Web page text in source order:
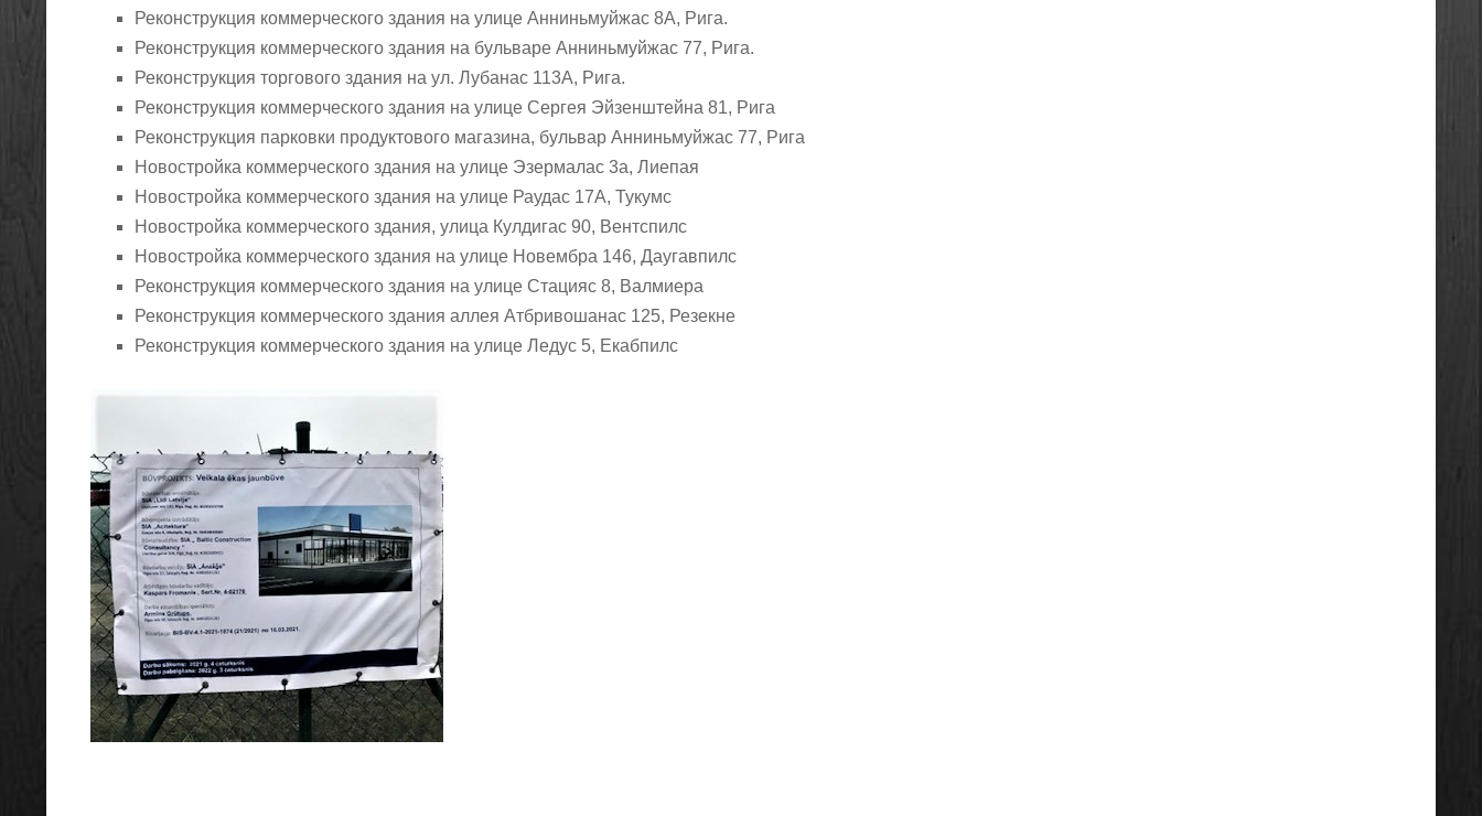
Реконструкция коммерческого здания на улице Анниньмуйжас 8А, Рига.
Реконструкция коммерческого здания на бульваре Анниньмуйжас 77, Рига.
Реконструкция торгового здания на ул. Лубанас 113А, Рига.
Реконструкция коммерческого здания на улице Сергея Эйзенштейна 81, Рига
Реконструкция парковки продуктового магазина, бульвар Анниньмуйжас 77, Рига
Новостройка коммерческого здания на улице Эзермалас 3а, Лиепая
Новостройка коммерческого здания на улице Раудас 17А, Тукумс
Новостройка коммерческого здания, улица Кулдигас 90, Вентспилс
Новостройка коммерческого здания на улице Новембра 146, Даугавпилс
Реконструкция коммерческого здания на улице Стацияс 8, Валмиера
Реконструкция коммерческого здания аллея Атбривошанас 125, Резекне
Реконструкция коммерческого здания на улице Ледус 5, Екабпилс